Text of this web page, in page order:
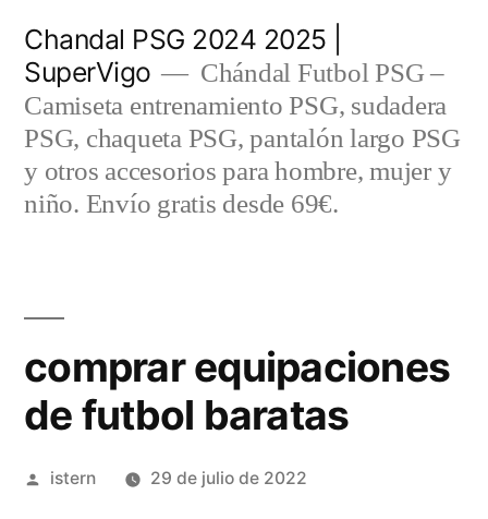
contenido
Chandal PSG 2024 2025 |
SuperVigo
Chándal Futbol PSG –
Camiseta entrenamiento PSG, sudadera
PSG, chaqueta PSG, pantalón largo PSG
y otros accesorios para hombre, mujer y
niño. Envío gratis desde 69€.
comprar equipaciones
de futbol baratas
Publicado
istern 29 de julio de 2022